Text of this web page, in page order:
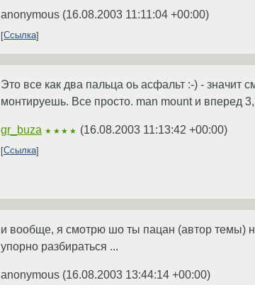
anonymous (16.08.2003 11:11:04 +00:00)
Ссылка
Это все как два пальца оь асфальт :-) - значит
монтируешь. Все просто. man mount и вперед
gr_buza ★★★★ (16.08.2003 11:13:42 +00:00)
Ссылка
и вообще, я смотрю шо ты пацан (автор темы)
упорно разбираться ...
anonymous (16.08.2003 13:44:14 +00:00)